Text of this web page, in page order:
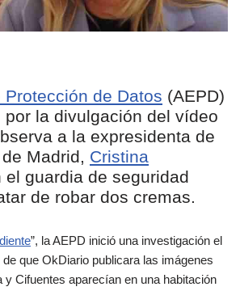
Protección de Datos (AEPD)
por la divulgación del vídeo
a la expresidenta de
Madrid, Cristina
el guardia de seguridad
de robar dos cremas.
”, la AEPD inició una investigación el
que OkDiario publicara las imágenes
y Cifuentes aparecían en una habitación